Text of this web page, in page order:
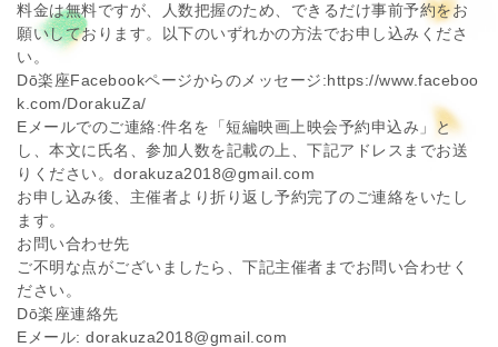
料金は無料ですが、人数把握のため、できるだけ事前予約をお
願いしております。以下のいずれかの方法でお申し込みくださ
い。
Dō楽座Facebookページからのメッセージ:https://www.faceboo
k.com/DorakuZa/
Eメールでのご連絡:件名を「短編映画上映会予約申込み」と
し、本文に氏名、参加人数を記載の上、下記アドレスまでお送
りください。dorakuza2018@gmail.com
お申し込み後、主催者より折り返し予約完了のご連絡をいたし
ます。
お問い合わせ先
ご不明な点がございましたら、下記主催者までお問い合わせく
ださい。
Dō楽座連絡先
Eメール: dorakuza2018@gmail.com